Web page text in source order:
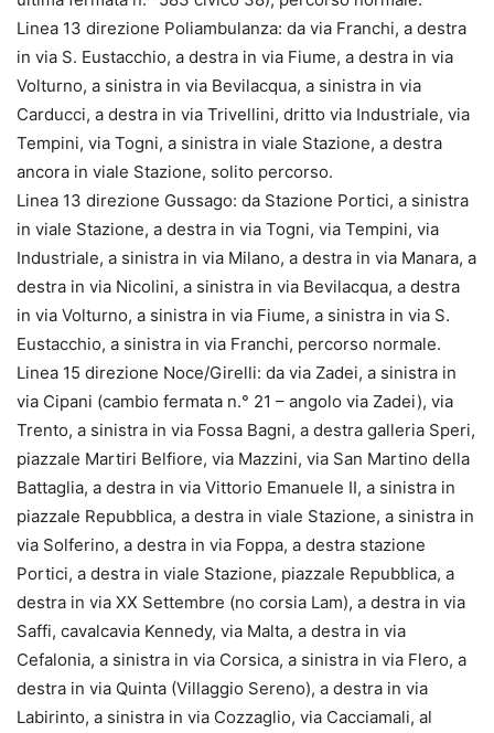
Linea 13 direzione Poliambulanza: da via Franchi, a destra
in via S. Eustacchio, a destra in via Fiume, a destra in via
Volturno, a sinistra in via Bevilacqua, a sinistra in via
Carducci, a destra in via Trivellini, dritto via Industriale, via
Tempini, via Togni, a sinistra in viale Stazione, a destra
ancora in viale Stazione, solito percorso.
Linea 13 direzione Gussago: da Stazione Portici, a sinistra
in viale Stazione, a destra in via Togni, via Tempini, via
Industriale, a sinistra in via Milano, a destra in via Manara, a
destra in via Nicolini, a sinistra in via Bevilacqua, a destra
in via Volturno, a sinistra in via Fiume, a sinistra in via S.
Eustacchio, a sinistra in via Franchi, percorso normale.
Linea 15 direzione Noce/Girelli: da via Zadei, a sinistra in
via Cipani (cambio fermata n.° 21 – angolo via Zadei), via
Trento, a sinistra in via Fossa Bagni, a destra galleria Speri,
piazzale Martiri Belfiore, via Mazzini, via San Martino della
Battaglia, a destra in via Vittorio Emanuele II, a sinistra in
piazzale Repubblica, a destra in viale Stazione, a sinistra in
via Solferino, a destra in via Foppa, a destra stazione
Portici, a destra in viale Stazione, piazzale Repubblica, a
destra in via XX Settembre (no corsia Lam), a destra in via
Saffi, cavalcavia Kennedy, via Malta, a destra in via
Cefalonia, a sinistra in via Corsica, a sinistra in via Flero, a
destra in via Quinta (Villaggio Sereno), a destra in via
Labirinto, a sinistra in via Cozzaglio, via Cacciamali, al